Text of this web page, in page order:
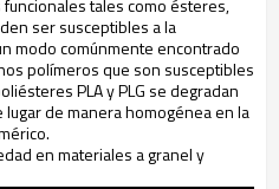
ser susceptibles a la
modo comúnmente encontrado
polímeros que son susceptibles
PLA y PLG se degradan
de manera homogénea en la
en materiales a granel y